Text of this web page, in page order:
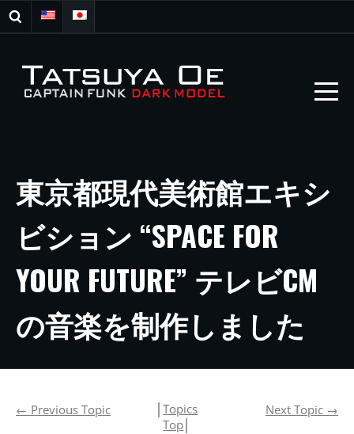
東京都現代美術館エキシ
ビション “SPACE FOR
YOUR FUTURE” テレビCM
の音楽を制作しました
← Previous Topic │Topics
Top
Next Topic →